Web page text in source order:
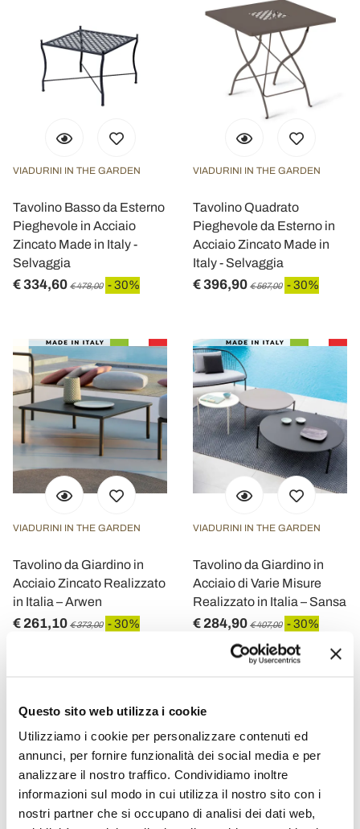
Questo sito web utilizza i cookie
Utilizziamo i cookie per personalizzare contenuti ed
annunci, per fornire funzionalità dei social media e per
analizzare il nostro traffico. Condividiamo inoltre
informazioni sul modo in cui utilizza il nostro sito con i
nostri partner che si occupano di analisi dei dati web,
VIADURINI IN THE GARDEN
Tavolino Basso da Esterno
Pieghevole in Acciaio
Zincato Made in Italy -
Selvaggia
€ 334,60 € 478,00 - 30%
VIADURINI IN THE GARDEN
Tavolino Quadrato
Pieghevole da Esterno in
Acciaio Zincato Made in
Italy - Selvaggia
€ 396,90 € 567,00 - 30%
VIADURINI IN THE GARDEN
Tavolino da Giardino in
Acciaio Zincato Realizzato
in Italia – Arwen
€ 261,10 € 373,00 - 30%
VIADURINI IN THE GARDEN
Tavolino da Giardino in
Acciaio di Varie Misure
Realizzato in Italia – Sansa
€ 284,90 € 407,00 - 30%